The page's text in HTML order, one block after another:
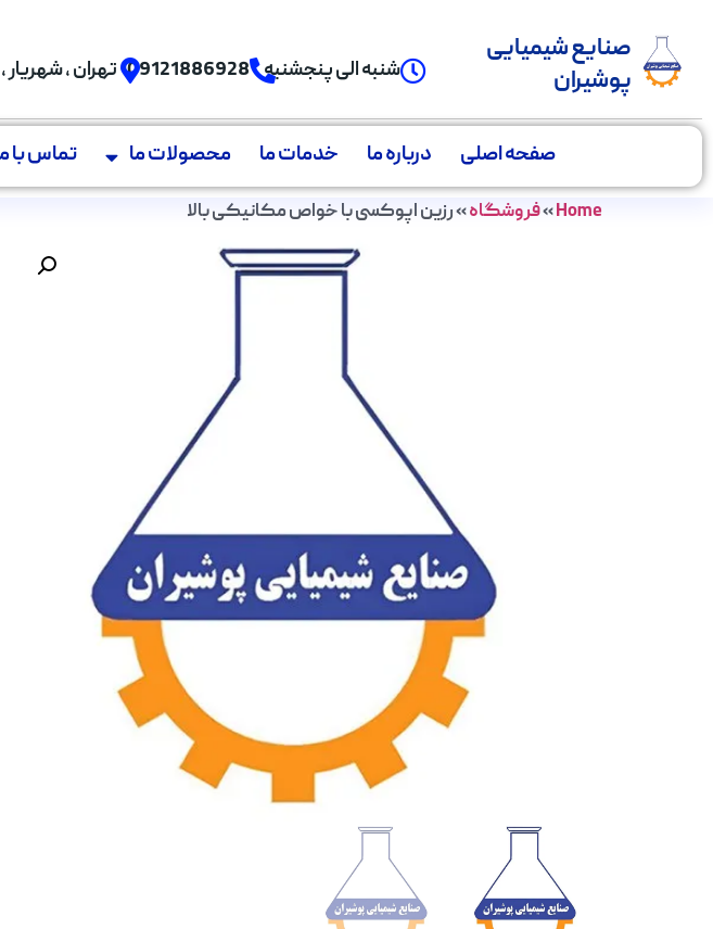
صنایع شیمیایی
پوشیران
شنبه الی پنجشنبه 09121886928 تهران ,
صفحه اصلی درباره ما خدمات ما محصولات ما تماس با
Home
»فروشگاه»رزین اپوکسی با خواص مکانیکی بالا